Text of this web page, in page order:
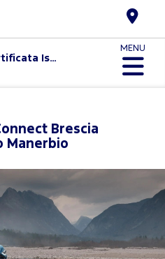
Fioletti Spa Certificata Iso 9001:2015 E Uni Pdr 125:2022
MENU
Brescia
Manerbio